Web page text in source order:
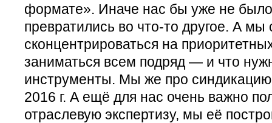
формате». Иначе нас бы уже не
превратились во что-то другое. А мы
сконцентрироваться на
заниматься всем подряд — и что
инструменты. Мы же про синдикацию
2016 г. А ещё для нас очень важно
отраслевую экспертизу, мы её